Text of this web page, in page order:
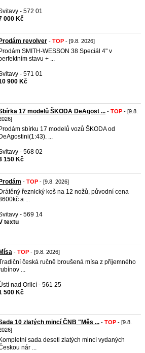
- 572 01
000 Kč
Prodám revolver - TOP - [9.8. 2026]
Prodám SMITH-WESSON 38 Speciál 4" v
stavu + ...
- 571 01
900 Kč
17 modelů ŠKODA DeAgost ... - TOP - [9.8.
Prodám sbírku 17 modelů vozů ŠKODA od
DeAgostini(1:43). ...
- 568 02
150 Kč
Prodám - TOP - [9.8. 2026]
Drátěný řeznický koš na 12 nožů, původní cena
a ...
- 569 14
textu
Mísa - TOP - [9.8. 2026]
česká ručně broušená mísa z příjemného
...
nad Orlicí - 561 25
500 Kč
10 zlatých mincí ČNB "Měs ... - TOP - [9.8.
Kompletní sada deseti zlatých mincí vydaných
nár ...